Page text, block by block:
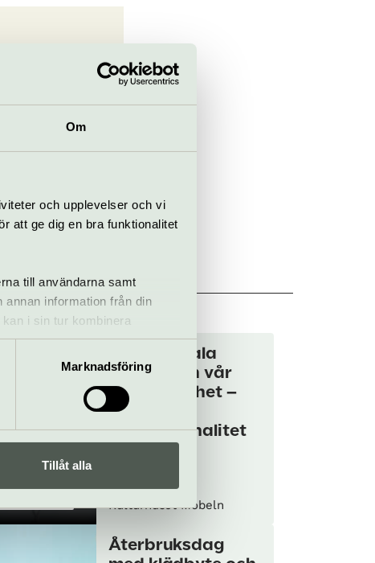
Om
och upplevelser och vi
att ge dig en bra funktionalitet
till användarna samt
annan information från din
i sin tur kombinera
du har använt deras tjänster.
Marknadsföring
Tillåt alla
Barn, sociala
medier och vår
nya utsatthet –
om
gängkriminalitet
Kulturhuset Möbeln
Återbruksdag